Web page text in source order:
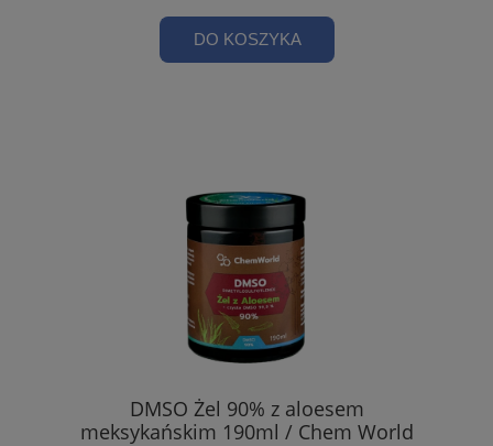
DO KOSZYKA
DMSO Żel 90% z aloesem
meksykańskim 190ml / Chem World